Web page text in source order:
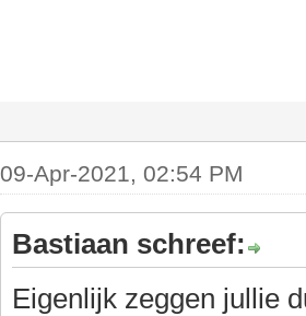
09-Apr-2021, 02:54 PM
Bastiaan schreef:
Eigenlijk zeggen jullie